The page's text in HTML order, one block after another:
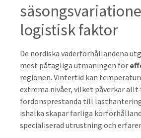
logistisk faktor
De nordiska väderförhållandena
mest påtagliga utmaningen för
regionen. Vintertid kan
extrema nivåer, vilket påverkar allt
fordonsprestanda till
ishalka skapar farliga
specialiserad utrustning och